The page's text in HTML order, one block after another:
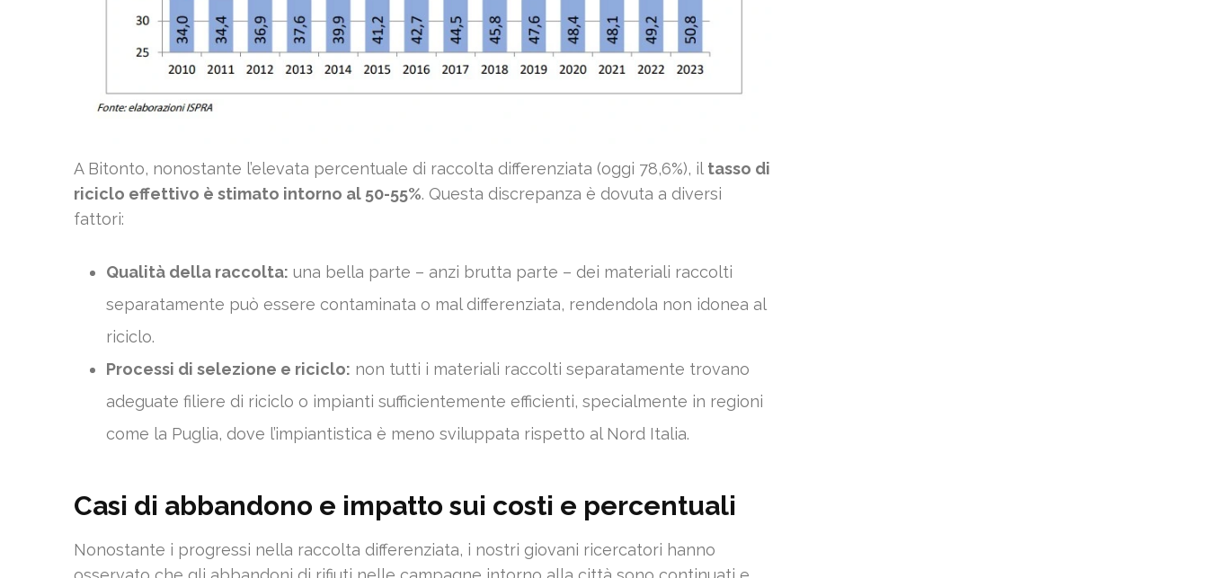
A Bitonto, nonostante l’elevata percentuale di raccolta differenziata (oggi 78,6%), il tasso di
riciclo effettivo è stimato intorno al 50-55%. Questa discrepanza è dovuta a diversi
fattori:
Qualità della raccolta: una bella parte – anzi brutta parte – dei materiali raccolti
separatamente può essere contaminata o mal differenziata, rendendola non idonea al
riciclo.
Processi di selezione e riciclo: non tutti i materiali raccolti separatamente trovano
adeguate filiere di riciclo o impianti sufficientemente efficienti, specialmente in regioni
come la Puglia, dove l’impiantistica è meno sviluppata rispetto al Nord Italia.
Casi di abbandono e impatto sui costi e percentuali
Nonostante i progressi nella raccolta differenziata, i nostri giovani ricercatori hanno